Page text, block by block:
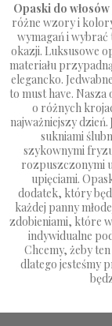
Opaski do
różne wzory i
wymagań i
okazji. Luksusowe
materiału
elegancko.
to must have.
o różnych
najważniejszy dzień.
sukniami
szykownymi
rozpuszczonymi
upięciami.
dodatek, który
każdej panny
zdobieniami, które
indywidualne
Chcemy, żeby
dlatego jesteśmy